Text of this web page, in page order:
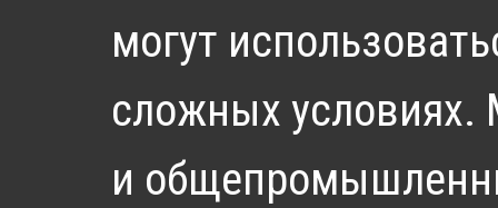
могут
сложных условиях.
и